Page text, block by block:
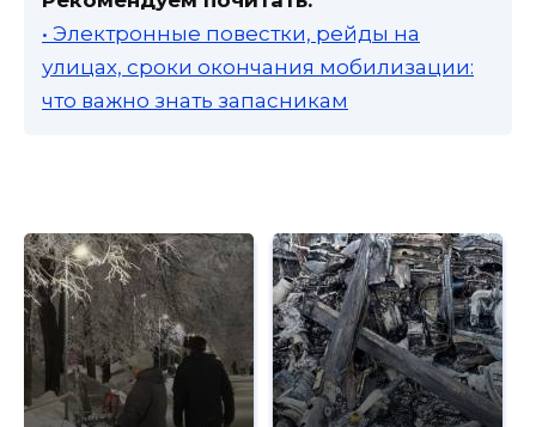
• Электронные повестки, рейды на
улицах, сроки окончания мобилизации:
что важно знать запасникам